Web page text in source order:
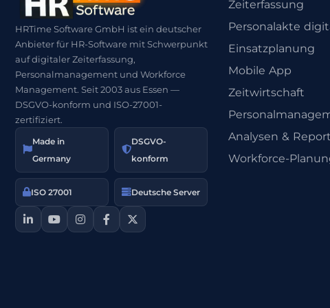
HRTime Software GmbH ist ein deutscher
Anbieter für HR-Software mit Schwerpunkt
auf digitaler Zeiterfassung,
Personalmanagement und Workforce
Management. Seit 2003 aus Essen —
DSGVO-konform und ISO-27001-
zertifiziert.
Made in
Germany
DSGVO-
konform
ISO 27001 Deutsche Server
Zeiterfassung
Personalakte
Einsatzplanung
Mobile App
Zeitwirtschaft
Analysen &
Workforce-